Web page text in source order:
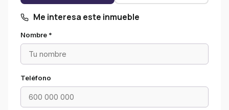
Me interesa este inmueble
Nombre *
Teléfono